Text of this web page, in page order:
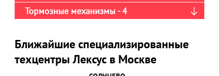
Тормозные механизмы - 4
Ближайшие специализированные
техцентры Лексус в Москве